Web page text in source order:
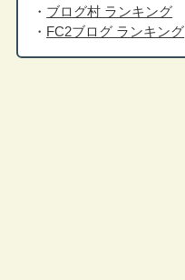
・ ブログ村 ランキング
・ FC2ブログ ランキング